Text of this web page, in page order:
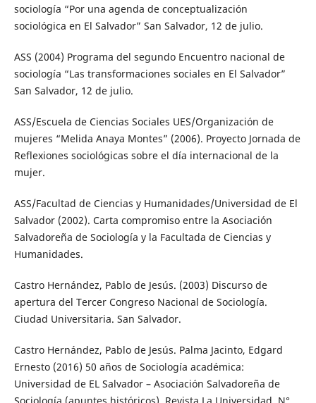
sociología “Por una agenda de conceptualización
sociológica en El Salvador” San Salvador, 12 de julio.
ASS (2004) Programa del segundo Encuentro nacional de
sociología “Las transformaciones sociales en El Salvador”
San Salvador, 12 de julio.
ASS/Escuela de Ciencias Sociales UES/Organización de
mujeres “Melida Anaya Montes” (2006). Proyecto Jornada de
Reflexiones sociológicas sobre el día internacional de la
mujer.
ASS/Facultad de Ciencias y Humanidades/Universidad de El
Salvador (2002). Carta compromiso entre la Asociación
Salvadoreña de Sociología y la Facultada de Ciencias y
Humanidades.
Castro Hernández, Pablo de Jesús. (2003) Discurso de
apertura del Tercer Congreso Nacional de Sociología.
Ciudad Universitaria. San Salvador.
Castro Hernández, Pablo de Jesús. Palma Jacinto, Edgard
Ernesto (2016) 50 años de Sociología académica:
Universidad de EL Salvador – Asociación Salvadoreña de